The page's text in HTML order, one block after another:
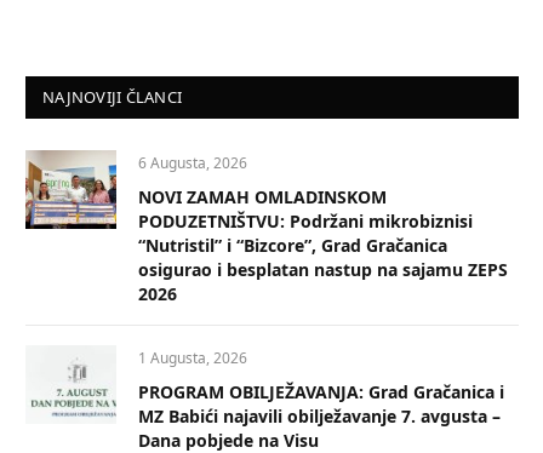
NAJNOVIJI ČLANCI
6 Augusta, 2026
NOVI ZAMAH OMLADINSKOM
PODUZETNIŠTVU: Podržani mikrobiznisi
“Nutristil” i “Bizcore”, Grad Gračanica
osigurao i besplatan nastup na sajamu ZEPS
2026
1 Augusta, 2026
PROGRAM OBILJEŽAVANJA: Grad Gračanica i
MZ Babići najavili obilježavanje 7. avgusta –
Dana pobjede na Visu